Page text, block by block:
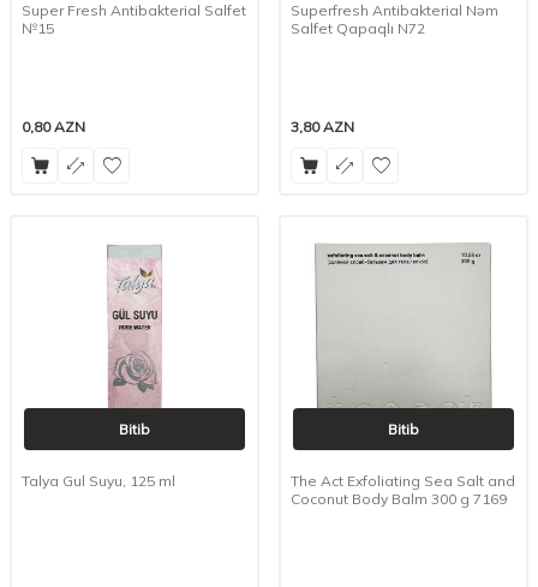
Super Fresh Antibakterial Salfet
№15
0,80AZN
Superfresh Antibakterial Nəm
Salfet Qapaqlı N72
3,80AZN
Bitib
Talya Gul Suyu, 125 ml
Bitib
The Act Exfoliating Sea Salt and
Coconut Body Balm 300 g 7169